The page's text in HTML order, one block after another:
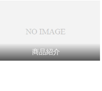
商品紹介